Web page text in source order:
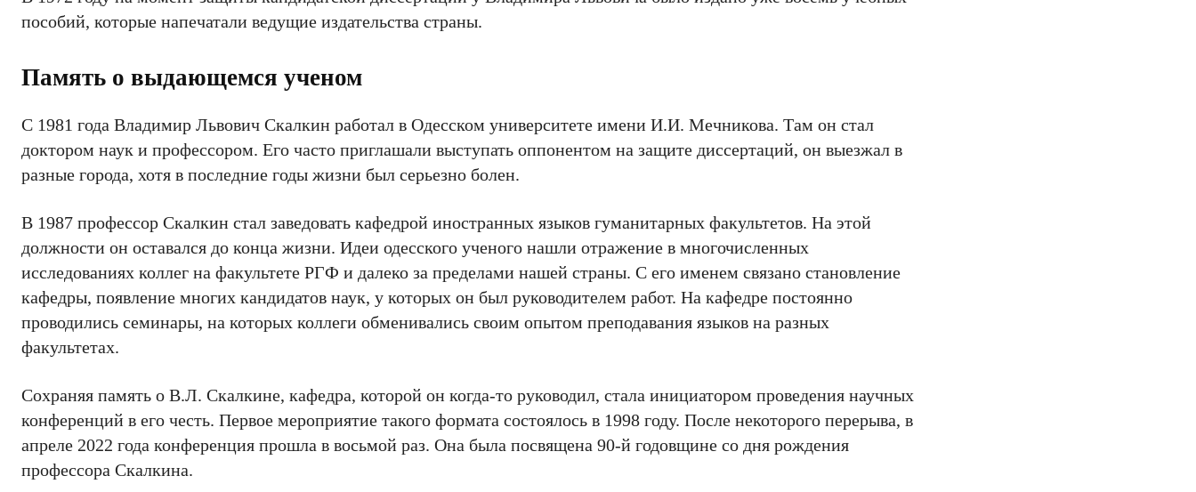
пособий, которые напечатали ведущие издательства страны.
Память о выдающемся ученом
С 1981 года Владимир Львович Скалкин работал в Одесском университете имени И.И. Мечникова. Там он стал
доктором наук и профессором. Его часто приглашали выступать оппонентом на защите диссертаций, он выезжал в
разные города, хотя в последние годы жизни был серьезно болен.
В 1987 профессор Скалкин стал заведовать кафедрой иностранных языков гуманитарных факультетов. На этой
должности он оставался до конца жизни. Идеи одесского ученого нашли отражение в многочисленных
исследованиях коллег на факультете РГФ и далеко за пределами нашей страны. С его именем связано становление
кафедры, появление многих кандидатов наук, у которых он был руководителем работ. На кафедре постоянно
проводились семинары, на которых коллеги обменивались своим опытом преподавания языков на разных
факультетах.
Сохраняя память о В.Л. Скалкине, кафедра, которой он когда-то руководил, стала инициатором проведения научных
конференций в его честь. Первое мероприятие такого формата состоялось в 1998 году. После некоторого перерыва, в
апреле 2022 года конференция прошла в восьмой раз. Она была посвящена 90-й годовщине со дня рождения
профессора Скалкина.